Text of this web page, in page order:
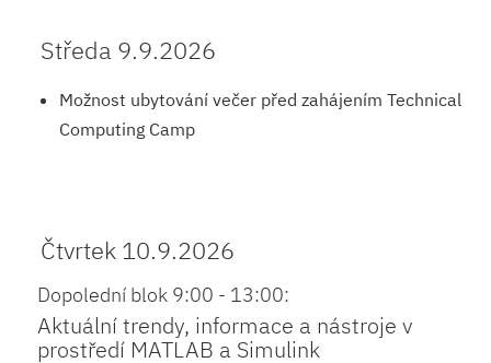
Středa 9.9.2026
Možnost ubytování večer před zahájením Technical
Computing Camp
Čtvrtek 10.9.2026
Dopolední blok 9:00 - 13:00:
Aktuální trendy, informace a nástroje v
prostředí MATLAB a Simulink